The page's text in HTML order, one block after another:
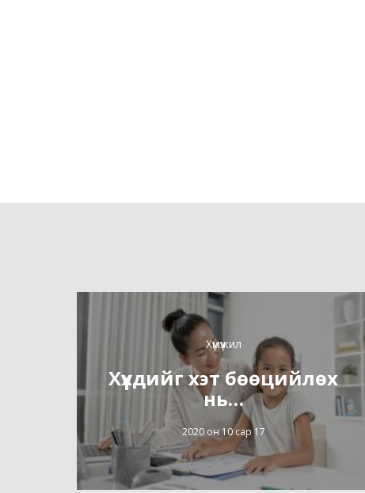
Хүмүүжил
Хүүхдийг хэт бөөцийлөх
нь…
2020 он 10 сар 17